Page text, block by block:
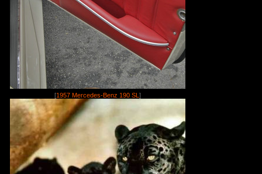
[1957 Mercedes-Benz 190 SL ]